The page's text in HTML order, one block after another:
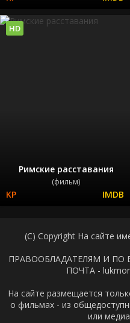
Римские расставания
(фильм)
HD
(C) Copyright На сайте
ПРАВООБЛАДАТЕЛЯМ И ПО
ПОЧТА -
На сайте размещается
о фильмах - из
или